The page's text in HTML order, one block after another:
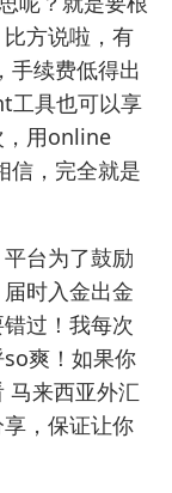
方说啦，有
续费低得出
工具也可以享
，用online
信，完全就是
台为了鼓励
时入金出金
过！我每次
爽！如果你
马来西亚外汇
享，保证让你